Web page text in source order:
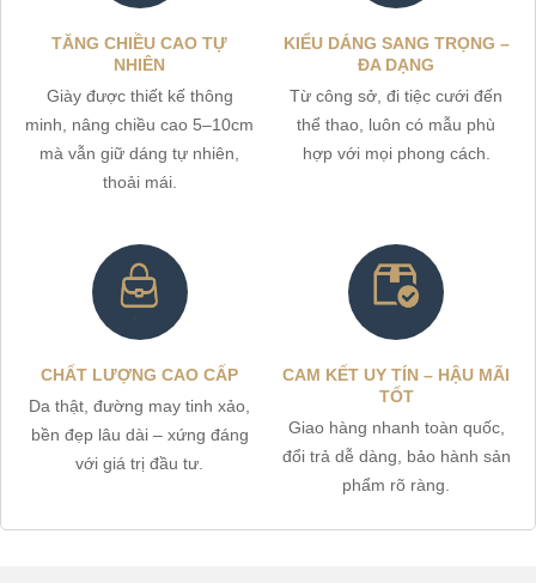
TĂNG CHIỀU CAO TỰ
NHIÊN
Giày được thiết kế thông
minh, nâng chiều cao 5–10cm
mà vẫn giữ dáng tự nhiên,
thoải mái.
KIỂU DÁNG SANG TRỌNG –
ĐA DẠNG
Từ công sở, đi tiệc cưới đến
thể thao, luôn có mẫu phù
hợp với mọi phong cách.
CHẤT LƯỢNG CAO CẤP
Da thật, đường may tinh xảo,
bền đẹp lâu dài – xứng đáng
với giá trị đầu tư.
CAM KẾT UY TÍN – HẬU MÃI
TỐT
Giao hàng nhanh toàn quốc,
đổi trả dễ dàng, bảo hành sản
phẩm rõ ràng.